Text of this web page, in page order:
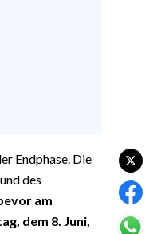
Endphase. Die
des
am
dem 8. Juni,